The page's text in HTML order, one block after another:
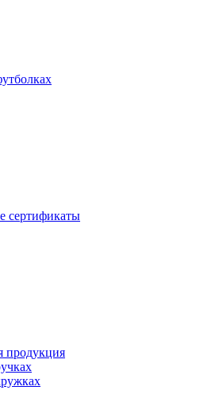
сертификаты
продукция